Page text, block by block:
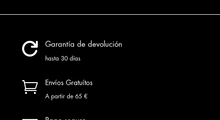
 Garantía de devolución
hasta 30 días
 Envíos Gratuítos
A partir de 65 €